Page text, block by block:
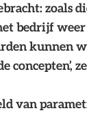
zoals
bedrijf weer
kunnen
van